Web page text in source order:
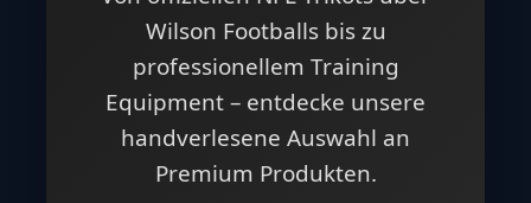
Wilson Footballs bis zu
professionellem Training
Equipment – entdecke unsere
handverlesene Auswahl an
Premium Produkten.